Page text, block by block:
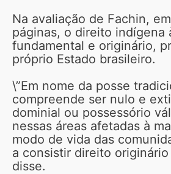
Na avaliação de Fachin,
páginas, o direito indígena
fundamental e originário,
próprio Estado brasileiro.
\”Em nome da posse
compreende ser nulo e
dominial ou possessório
nessas áreas afetadas à
modo de vida das
a consistir direito originário
disse.